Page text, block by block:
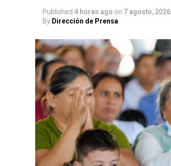
Published 4 horas ago on 7 agosto, 2026
By Dirección de Prensa